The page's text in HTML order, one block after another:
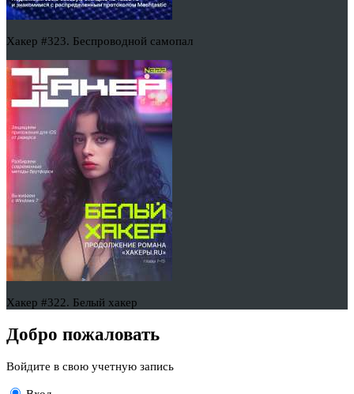
Хакер #323. Беспроводной самопал
Хакер #322. Белый хакер
Добро пожаловать
Войдите в свою учетную запись